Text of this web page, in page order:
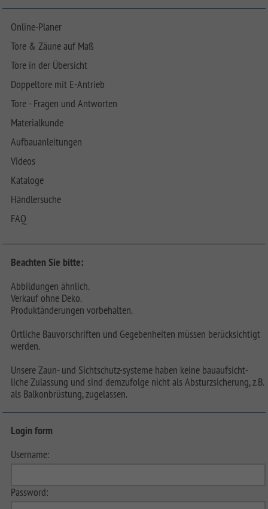
Online-Planer
Tore & Zäune auf Maß
Tore in der Übersicht
Doppeltore mit E-Antrieb
Tore - Fragen und Antworten
Materialkunde
Aufbauanleitungen
Videos
Kataloge
Händlersuche
FAQ
Beachten Sie bitte:
Abbildungen ähnlich.
Verkauf ohne Deko.
Produktänderungen vorbehalten.
Örtliche Bauvorschriften und Gegebenheiten müssen berücksichtigt
werden.
Unsere Zaun- und Sichtschutz-systeme haben keine bauaufsicht-
liche Zulassung und sind demzufolge nicht als Absturzsicherung, z.B.
als Balkonbrüstung, zugelassen.
Login form
Username:
Password: